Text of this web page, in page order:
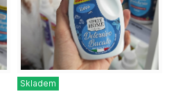
Skladem